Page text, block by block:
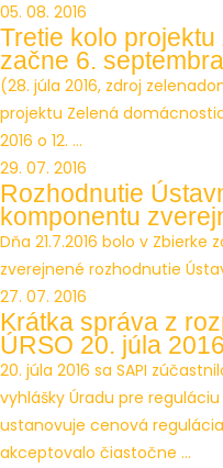
05. 08. 2016
Tretie kolo
začne 6.
(28. júla 2016, zdroj
projektu Zelená
2016 o 12. ...
29. 07. 2016
Rozhodnutie
komponentu
Dňa 21.7.2016 bolo v Zbierke
zverejnené rozhodnutie
27. 07. 2016
Krátka správa z
ÚRSO 20. júla
20. júla 2016 sa SAPI
vyhlášky Úradu pre
ustanovuje cenová
akceptovalo čiastočne ...